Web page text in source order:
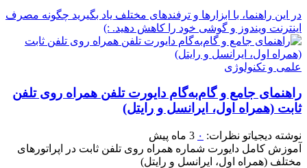
در این راهنما، با ابزارها و ترفندهای مختلف یاد بگیرید چگونه مصرف
اینترنت ویندوز و گوشی خود را کاهش دهید. :)
علمی و تکنولوژی
راهنمای جامع و گام‌به‌گام دایورت تلفن همراه روی تلفن
ثابت (همراه اول، ایرانسل و رایتل)
نوشته دیجیاتو نظرات: ۰ 3 ماه پیش
آموزش کامل دایورت شماره همراه روی تلفن ثابت در اپراتورهای
مختلف (همراه اول، ایرانسل و رایتل)